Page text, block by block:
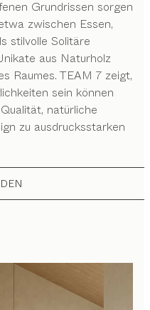
Grundrissen sorgen
zwischen Essen,
stilvolle Solitäre
aus Naturholz
Raumes. TEAM 7 zeigt,
sein können
natürliche
zu ausdrucksstarken